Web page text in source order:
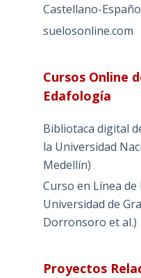
Castellano-
suelosonline.com
Cursos Online
Edafología
Bibliotaca digital
la Universidad
Medellín)
Curso en Línea de
Universidad de
Dorronsoro et al.)
Proyectos